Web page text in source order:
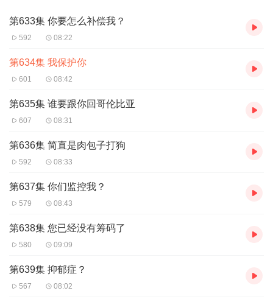
第633集 你要怎么补偿我？
592 08:22
第634集 我保护你
601 08:42
第635集 谁要跟你回哥伦比亚
607 08:31
第636集 简直是肉包子打狗
592 08:33
第637集 你们监控我？
579 08:43
第638集 您已经没有筹码了
580 09:09
第639集 抑郁症？
567 08:02